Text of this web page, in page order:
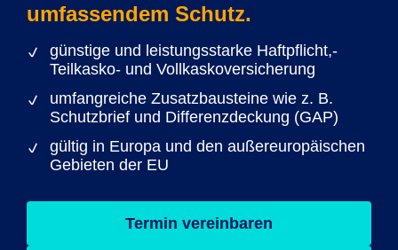
umfassendem Schutz.
günstige und leistungsstarke Haftpflicht,-
Teilkasko- und Vollkaskoversicherung
umfangreiche Zusatzbausteine wie z. B.
Schutzbrief und Differenzdeckung (GAP)
gültig in Europa und den außereuropäischen
Gebieten der EU
Termin vereinbaren